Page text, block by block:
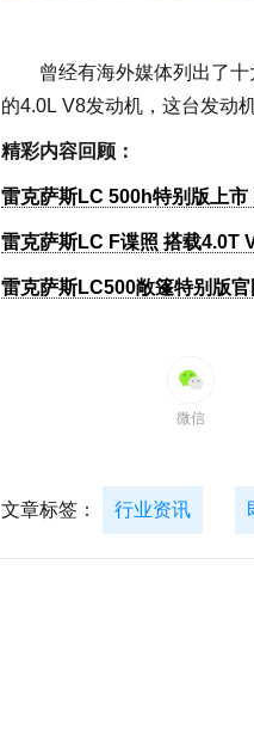
曾经有海外媒体列出了十
的4.0L V8发动机，这台发动
精彩内容回顾：
雷克萨斯LC 500h特别版上市
雷克萨斯LC F谍照 搭载4.0T
雷克萨斯LC500敞篷特别版
微信
文章标签： 行业资讯